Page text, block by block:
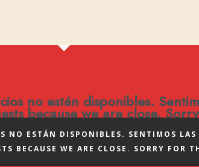
no están disponibles.
because we are close.
NO ESTÁN DISPONIBLES. SENTIMOS
BECAUSE WE ARE CLOSE. SORRY FOR